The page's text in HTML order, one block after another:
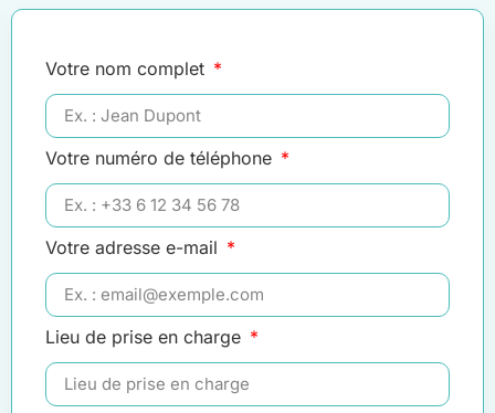
Votre nom complet
Votre numéro de téléphone
Votre adresse e-mail
Lieu de prise en charge